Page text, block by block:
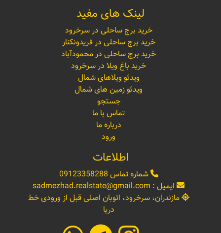
لینک های مفید
خرید برج ساحلی در سرخرود
خرید برج ساحلی در فریدونکنار
خرید برج ساحلی در محمودآباد
خرید باغ ویلا در سرخرود
ویدئو ویلاهای شمال
ویدئو زمین های شمال
جستجو
تماس با ما
درباره ما
ورود
اطلاعات
شماره تماس 09123358288
ایمیل : sadrnezhad.realstate@gmail.com
مازندران، سرخرود، اتوبان اصلی قبل از ورودی خط
دریا